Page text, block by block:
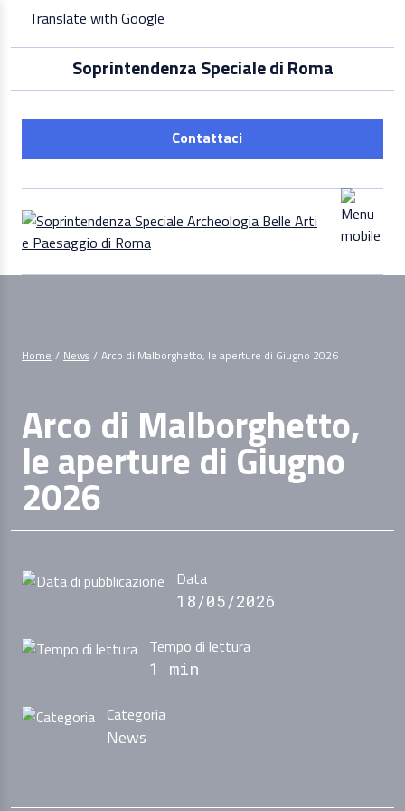
content
Translate with Google
Soprintendenza Speciale di Roma
Contattaci
Home / News / Arco di Malborghetto, le aperture di Giugno 2026
Arco di Malborghetto,
le aperture di Giugno
2026
Data
18/05/2026
Tempo di lettura
1 min
Categoria
News